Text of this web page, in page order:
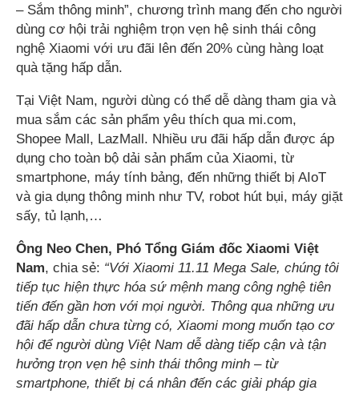
– Sắm thông minh”, chương trình mang đến cho người
dùng cơ hội trải nghiệm trọn vẹn hệ sinh thái công
nghệ Xiaomi với ưu đãi lên đến 20% cùng hàng loạt
quà tặng hấp dẫn.
Tại Việt Nam, người dùng có thể dễ dàng tham gia và
mua sắm các sản phẩm yêu thích qua mi.com,
Shopee Mall, LazMall. Nhiều ưu đãi hấp dẫn được áp
dụng cho toàn bộ dải sản phẩm của Xiaomi, từ
smartphone, máy tính bảng, đến những thiết bị AIoT
và gia dụng thông minh như TV, robot hút bụi, máy giặt
sấy, tủ lạnh,…
Ông Neo Chen, Phó Tổng Giám đốc Xiaomi Việt
Nam, chia sẻ: “Với Xiaomi 11.11 Mega Sale, chúng tôi
tiếp tục hiện thực hóa sứ mệnh mang công nghệ tiên
tiến đến gần hơn với mọi người. Thông qua những ưu
đãi hấp dẫn chưa từng có, Xiaomi mong muốn tạo cơ
hội để người dùng Việt Nam dễ dàng tiếp cận và tận
hưởng trọn vẹn hệ sinh thái thông minh – từ
smartphone, thiết bị cá nhân đến các giải pháp gia